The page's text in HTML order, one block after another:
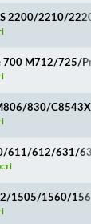
2200/2210/
700 M712/
830/
611/612/
1505/1560/
4450/4550/